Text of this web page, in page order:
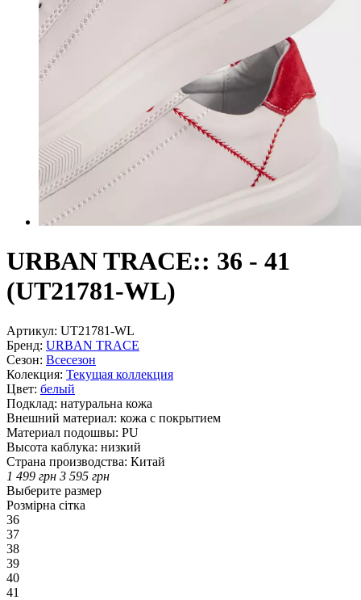
URBAN TRACE:: 36 - 41
(UT21781-WL)
Артикул: UT21781-WL
Бренд: URBAN TRACE
Сезон: Всесезон
Колекция: Текущая коллекция
Цвет: белый
Подклад: натуральна кожа
Внешний материал: кожа с покрытием
Материал подошвы: PU
Высота каблука: низкий
Страна производства: Китай
1 499 грн 3 595 грн
Выберите размер
Розмірна сітка
36
37
38
39
40
41